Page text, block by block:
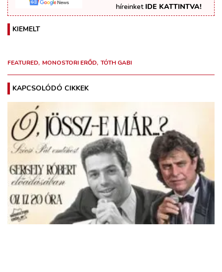
híreinket IDE KATTINTVA!
KIEMELT
FEATURED MONOSTORI ERŐD TÓTH GABI
KAPCSOLÓDÓ CIKKEK